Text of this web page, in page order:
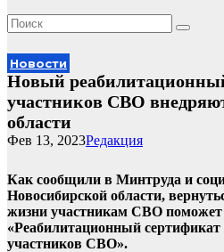
Новости
Новый
участников СВО
области
Редакция
Фев 13, 2023
Как сообщили в Минтруда и
Новосибирской области,
жизни участникам СВО поможет
«Реабилитационный
участников СВО».